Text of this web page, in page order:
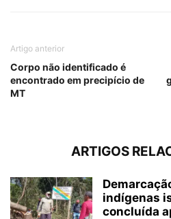
Artigo anterior
Corpo não identificado é
encontrado em precipício de
MT
ARTIGOS
indígenas
concluída